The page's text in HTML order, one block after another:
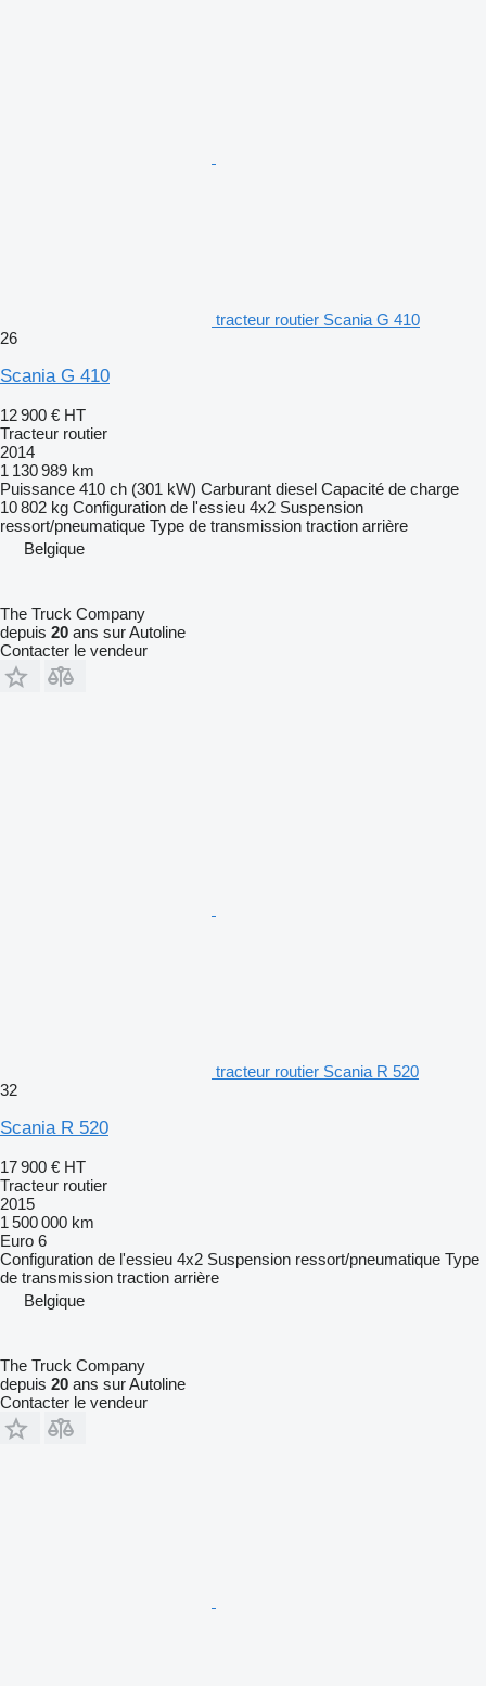
tracteur routier Scania G 410
26
Scania G 410
12 900 € HT
Tracteur routier
2014
1 130 989 km
Puissance 410 ch (301 kW) Carburant diesel Capacité de charge
10 802 kg Configuration de l'essieu 4x2 Suspension
ressort/pneumatique Type de transmission traction arrière
Belgique
The Truck Company
depuis 20 ans sur Autoline
Contacter le vendeur
tracteur routier Scania R 520
32
Scania R 520
17 900 € HT
Tracteur routier
2015
1 500 000 km
Euro 6
Configuration de l'essieu 4x2 Suspension ressort/pneumatique Type
de transmission traction arrière
Belgique
The Truck Company
depuis 20 ans sur Autoline
Contacter le vendeur